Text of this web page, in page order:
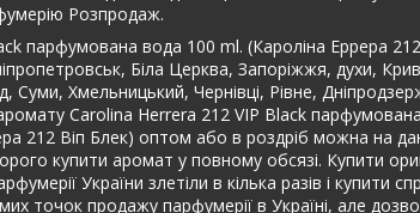
Розпродаж.
парфумована вода 100 ml. (Кароліна Еррера
Біла Церква, Запоріжжя, духи,
Суми, Хмельницький, Чернівці, Рівне,
Carolina Herrera 212 VIP Black
212 Віп Блек) оптом або в роздріб можна на
купити аромат у повному обсязі. Купити
України злетіли в кілька разів і купити
точок продажу парфумерії в Україні, але